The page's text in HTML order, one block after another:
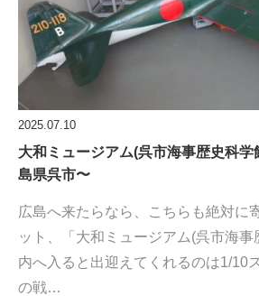
2025.07.10
大和ミュージアム(呉市海事歴史科
島県呉市〜
広島へ来たらなら、こちらも絶対に
ット、「大和ミュージアム(呉市海
内へ入ると出迎えてくれるのは1/10
の戦…